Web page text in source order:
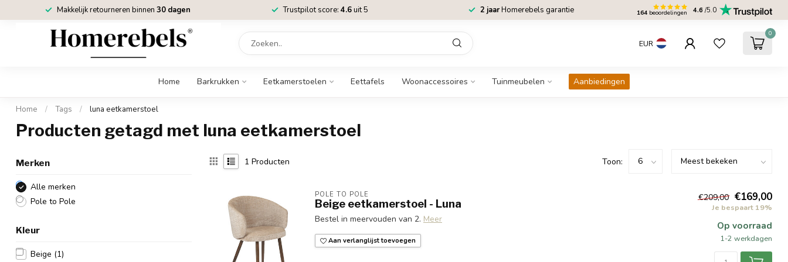
Makkelijk retourneren binnen 30 dagen Trustpilot score: 4.6uit 5 2 jaarHomerebels garantie 164 beoordelingen 4.6 /5.0
EUR
0
Home Barkrukken Eetkamerstoelen Eettafels Woonaccessoires Tuinmeubelen Aanbiedingen
Home / Tags / luna eetkamerstoel
Producten getagd met luna eetkamerstoel
Merken
Alle merken
Pole to Pole
Kleur
Beige (1)
1 Producten Toon:
POLE TO POLE
Beige eetkamerstoel - Luna
Bestel in meervouden van 2. Meer
Aan verlanglijst toevoegen
€209,00 €169,00
Je bespaart 19%
Op voorraad
1-2 werkdagen